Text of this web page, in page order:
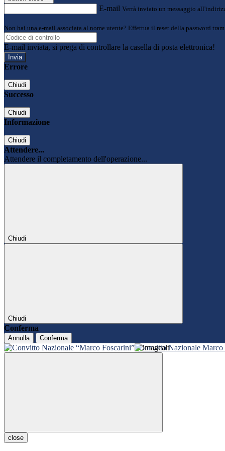
E-mail Verrà inviato un messaggio
Non hai una e-mail associata al nome utente? Effettua il reset della password
E-mail inviata, si prega di controllare la casella di posta elettronica!
Errore
Chiudi
Successo
Chiudi
Informazione
Chiudi
Attendere...
Attendere il completamento dell'operazione...
Chiudi
Chiudi
Conferma
Annulla Conferma
Convitto Nazionale Marco
close